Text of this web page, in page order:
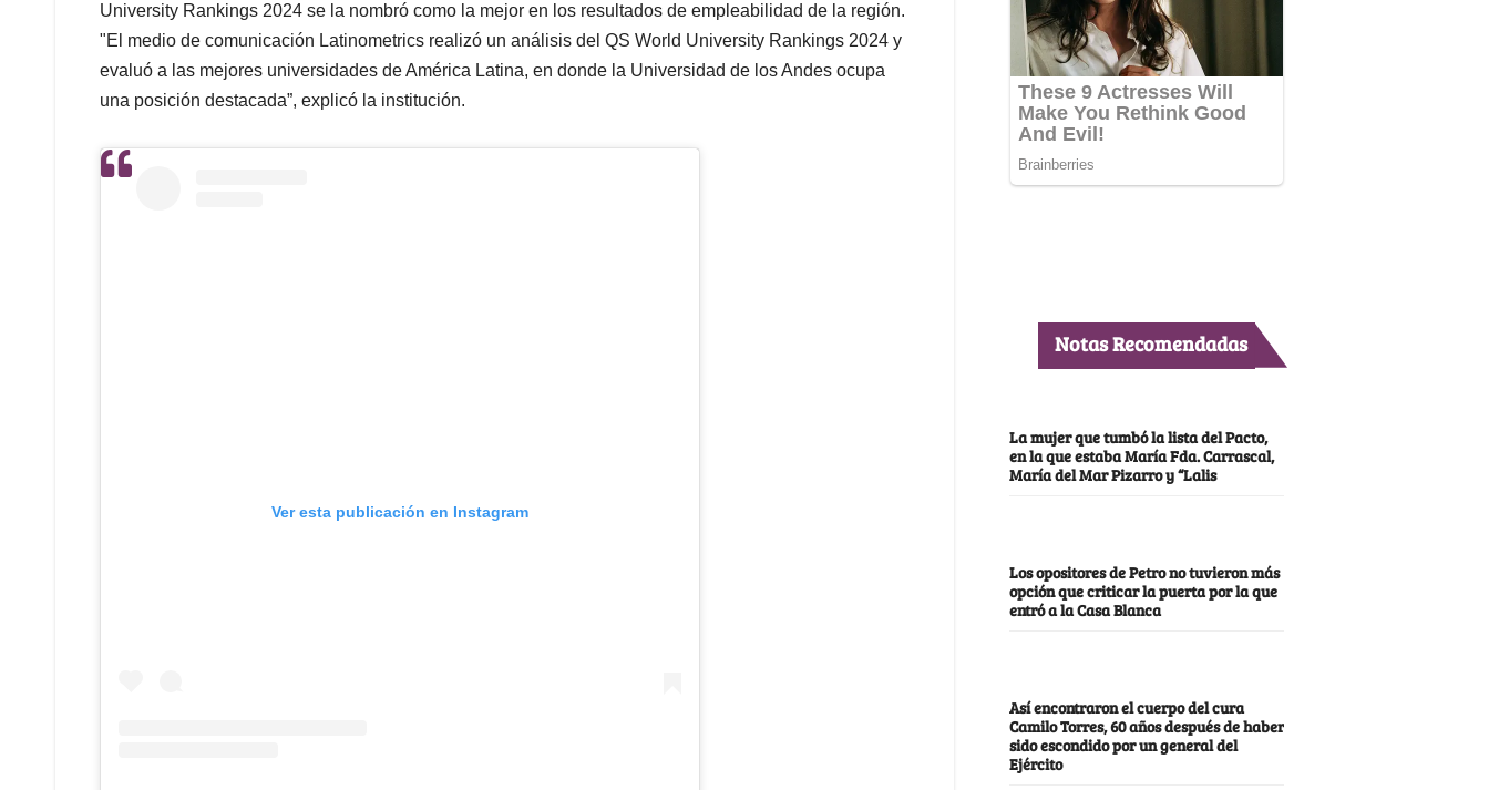
University Rankings 2024 se la nombró como la mejor en los resultados de empleabilidad de la región.
"El medio de comunicación Latinometrics realizó un análisis del QS World University Rankings 2024 y
evaluó a las mejores universidades de América Latina, en donde la Universidad de los Andes ocupa
una posición destacada”, explicó la institución.
Ver esta publicación en Instagram
Notas Recomendadas
La mujer que tumbó la lista del Pacto,
en la que estaba María Fda. Carrascal,
María del Mar Pizarro y “Lalis
Los opositores de Petro no tuvieron más
opción que criticar la puerta por la que
entró a la Casa Blanca
Así encontraron el cuerpo del cura
Camilo Torres, 60 años después de haber
sido escondido por un general del
Ejército